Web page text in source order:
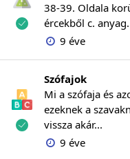
38-39. Oldala
ércekből c.
9 éve
Szófajok
Mi a szófaja és
ezeknek a
vissza akár...
9 éve